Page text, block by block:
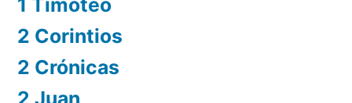
2 Corintios
2 Crónicas
2 Juan